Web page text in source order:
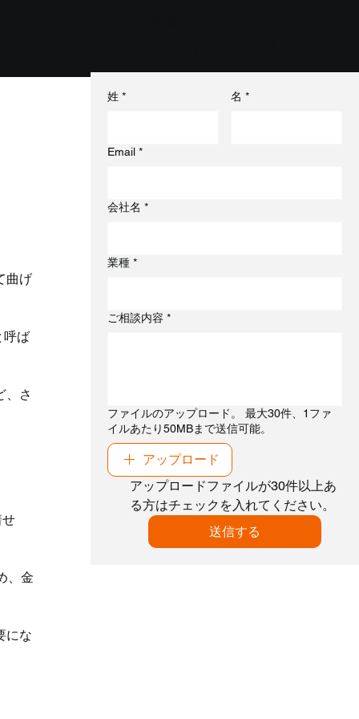
曲げ
呼ば
、さ
、金
にな
姓 * 名 *
Email *
会社名 *
業種 *
ご相談内容 *
ファイルのアップロード。 最大30件、1ファ
イルあたり50MBまで送信可能。
アップロード
アップロードファイルが30件以上あ
る方はチェックを入れてください。
送信する